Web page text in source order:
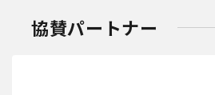
協賛パートナー